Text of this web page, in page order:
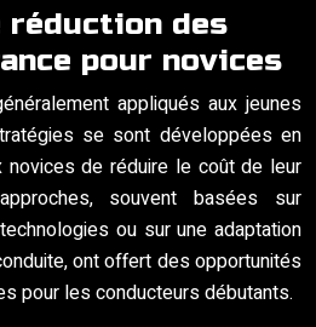
réduction des
pour novices
appliqués aux jeunes
se sont développées en
novices de réduire le coût de leur
souvent basées sur
ou sur une adaptation
ont offert des opportunités
pour les conducteurs débutants.